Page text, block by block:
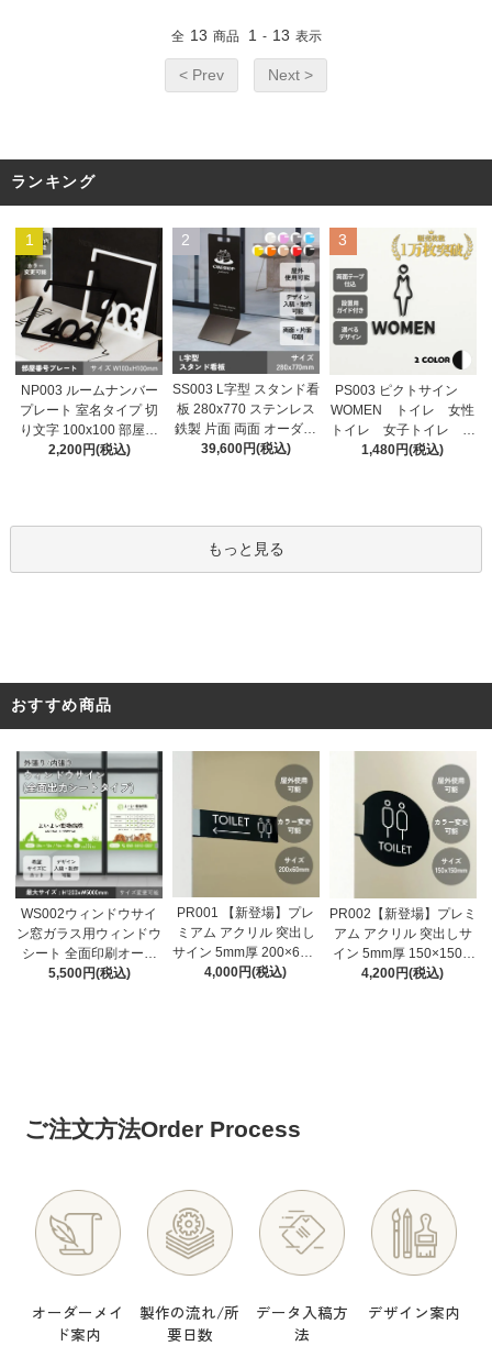
全 13 商品 1 - 13 表示
< Prev Next >
ランキング
1
NP003 ルームナンバー
プレート 室名タイプ 切
り文字 100x100 部屋番
号 家屋番号 ドアプレー
2,200円(税込)
2
SS003 L字型 スタンド看
板 280x770 ステンレス
鉄製 片面 両面 オーダー
メイド看板 おしゃれ デ
39,600円(税込)
3
PS003 ピクトサイン
WOMEN トイレ 女性
トイレ 女子トイレ ル
ームサイン ドアサイ
1,480円(税込)
もっと見る
おすすめ商品
WS002ウィンドウサイ
ン窓ガラス用ウィンドウ
シート 全面印刷オーダ
ーメイド窓ステッカー
5,500円(税込)
PR001 【新登場】プレ
ミアム アクリル 突出し
サイン 5mm厚 200×60m
m toilet 両面表示 屋外対
4,000円(税込)
PR002【新登場】プレミ
アム アクリル 突出しサ
イン 5mm厚 150×150m
m toilet 両面表示 屋外対
4,200円(税込)
ご注文方法Order Process
オーダーメイ
ド案内
製作の流れ/所
要日数
データ入稿方
法
デザイン案内